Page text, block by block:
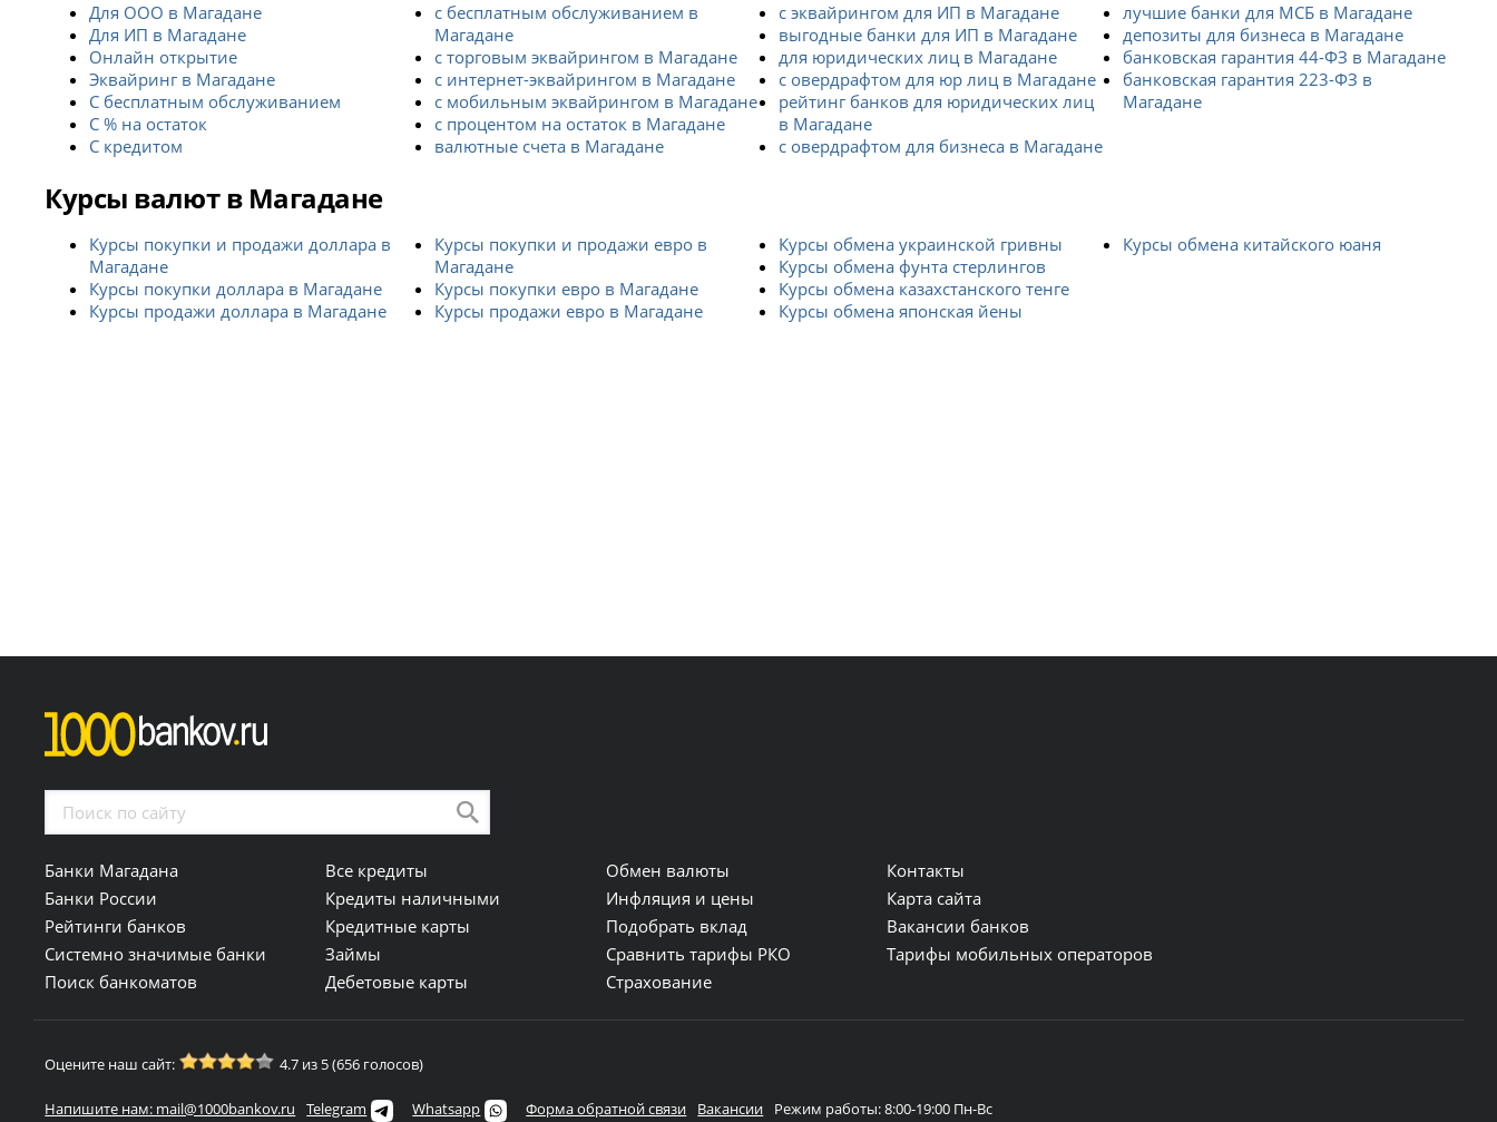
Для ООО в Магадане
Для ИП в Магадане
Онлайн открытие
Эквайринг в Магадане
С бесплатным обслуживанием
С % на остаток
С кредитом
с бесплатным обслуживанием в
Магадане
с торговым эквайрингом в Магадане
с интернет-эквайрингом в Магадане
с мобильным эквайрингом в Магадане
с процентом на остаток в Магадане
валютные счета в Магадане
с эквайрингом для ИП в Магадане
выгодные банки для ИП в Магадане
для юридических лиц в Магадане
с овердрафтом для юр лиц в Магадане
рейтинг банков для юридических лиц
в Магадане
с овердрафтом для бизнеса в Магадане
лучшие банки для МСБ в Магадане
депозиты для бизнеса в Магадане
банковская гарантия 44-ФЗ в Магадане
банковская гарантия 223-ФЗ в
Магадане
Курсы валют в Магадане
Курсы покупки и продажи доллара в
Магадане
Курсы покупки доллара в Магадане
Курсы продажи доллара в Магадане
Курсы покупки и продажи евро в
Магадане
Курсы покупки евро в Магадане
Курсы продажи евро в Магадане
Курсы обмена украинской гривны
Курсы обмена фунта стерлингов
Курсы обмена казахстанского тенге
Курсы обмена японская йены
Курсы обмена китайского юаня
Банки Магадана
Банки России
Рейтинги банков
Системно значимые банки
Поиск банкоматов
Все кредиты
Кредиты наличными
Кредитные карты
Займы
Дебетовые карты
Обмен валюты
Инфляция и цены
Подобрать вклад
Сравнить тарифы РКО
Страхование
Контакты
Карта сайта
Вакансии банков
Тарифы мобильных операторов
Оцените наш сайт: 4.7 из 5 (656 голосов)
Напишите нам: mail@1000bankov.ru Telegram Whatsapp Форма обратной связи Вакансии Режим работы: 8:00-19:00 Пн-Вс